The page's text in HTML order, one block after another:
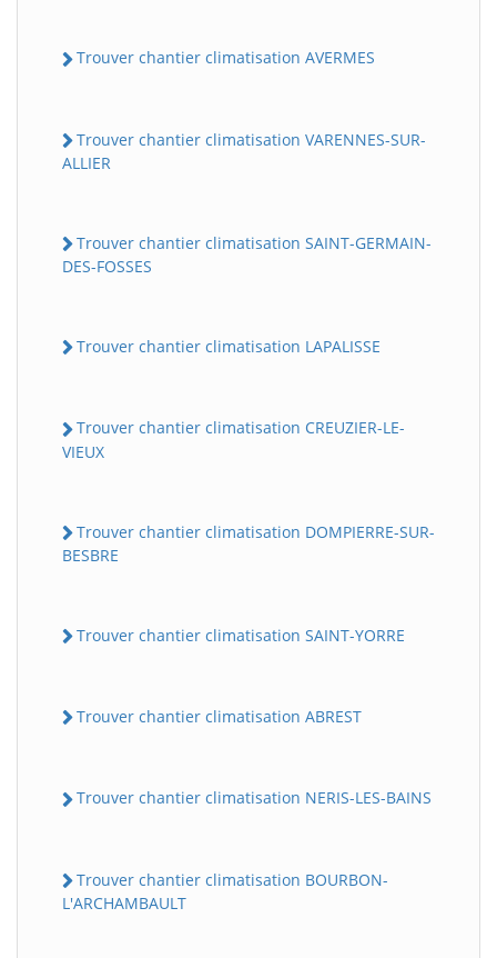
Trouver chantier climatisation AVERMES
Trouver chantier climatisation VARENNES-SUR-
ALLIER
Trouver chantier climatisation SAINT-GERMAIN-
DES-FOSSES
Trouver chantier climatisation LAPALISSE
Trouver chantier climatisation CREUZIER-LE-
VIEUX
Trouver chantier climatisation DOMPIERRE-SUR-
BESBRE
Trouver chantier climatisation SAINT-YORRE
Trouver chantier climatisation ABREST
Trouver chantier climatisation NERIS-LES-BAINS
Trouver chantier climatisation BOURBON-
L'ARCHAMBAULT